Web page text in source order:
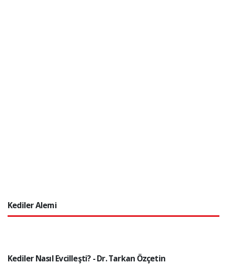
Kediler Alemi
Kediler Nasıl Evcilleşti? - Dr. Tarkan Özçetin